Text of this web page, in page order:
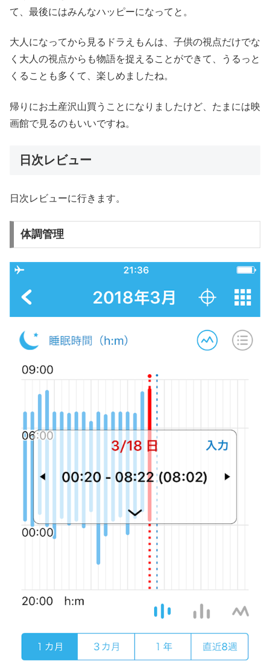
て、最後にはみんなハッピーになってと。
大人になってから見るドラえもんは、子供の視点だけでな
く大人の視点からも物語を捉えることができて、うるっと
くることも多くて、楽しめましたね。
帰りにお土産沢山買うことになりましたけど、たまには映
画館で見るのもいいですね。
日次レビュー
日次レビューに行きます。
体調管理